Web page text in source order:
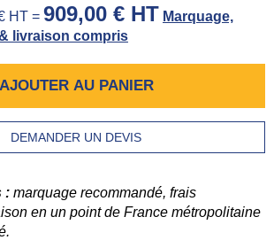
HT = 909,00 € HT Marquage,
livraison compris
AJOUTER AU PANIER
DEMANDER UN DEVIS
: marquage recommandé, frais
en un point de France métropolitaine